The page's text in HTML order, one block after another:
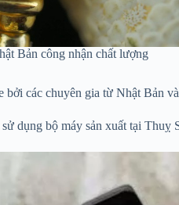
Bản công nhận chất lượng
các chuyên gia từ Nhật Bản
dụng bộ máy sản xuất tại